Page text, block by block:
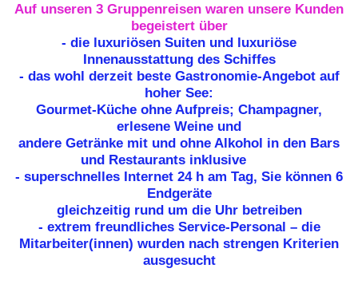
Auf unseren 3 Gruppenreisen waren unsere Kunden
begeistert über
- die luxuriösen Suiten und luxuriöse
Innenausstattung des Schiffes
- das wohl derzeit beste Gastronomie-Angebot auf
hoher See:
Gourmet-Küche ohne Aufpreis; Champagner,
erlesene Weine und
andere Getränke mit und ohne Alkohol in den Bars
und Restaurants inklusive
- superschnelles Internet 24 h am Tag, Sie können 6
Endgeräte
gleichzeitig rund um die Uhr betreiben
- extrem freundliches Service-Personal – die
Mitarbeiter(innen) wurden nach strengen Kriterien
ausgesucht